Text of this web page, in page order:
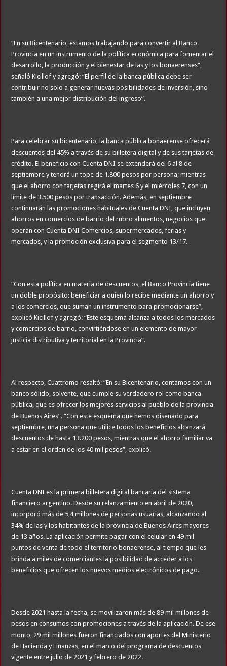
“En su Bicentenario, estamos trabajando para convertir al Banco
Provincia en un instrumento de la política económica para fomentar el
desarrollo, la producción y el bienestar de las y los bonaerenses”,
señaló Kicillof y agregó: “El perfil de la banca pública debe ser
contribuir no solo a generar nuevas posibilidades de inversión, sino
también a una mejor distribución del ingreso”.
Para celebrar su bicentenario, la banca pública bonaerense ofrecerá
descuentos del 45% a través de su billetera digital y de sus tarjetas de
crédito. El beneficio con Cuenta DNI se extenderá del 6 al 8 de
septiembre y tendrá un tope de 1.800 pesos por persona; mientras
que el ahorro con tarjetas regirá el martes 6 y el miércoles 7, con un
límite de 3.500 pesos por transacción. Además, en septiembre
continuarán las promociones habituales de Cuenta DNI, que incluyen
ahorros en comercios de barrio del rubro alimentos, negocios que
operan con Cuenta DNI Comercios, supermercados, ferias y
mercados, y la promoción exclusiva para el segmento 13/17.
“Con esta política en materia de descuentos, el Banco Provincia tiene
un doble propósito: beneficiar a quien lo recibe mediante un ahorro y
a los comercios, que suman un instrumento para promocionarse”,
explicó Kicillof y agregó: “Este esquema alcanza a todos los mercados
y comercios de barrio, convirtiéndose en un elemento de mayor
justicia distributiva y territorial en la Provincia”.
Al respecto, Cuattromo resaltó: “En su Bicentenario, contamos con un
banco sólido, solvente, que cumple su verdadero rol como banca
pública, que es ofrecer los mejores servicios al pueblo de la provincia
de Buenos Aires”. “Con este esquema que hemos diseñado para
septiembre, una persona que utilice todos los beneficios alcanzará
descuentos de hasta 13.200 pesos, mientras que el ahorro familiar va
a estar en el orden de los 40 mil pesos”, explicó.
Cuenta DNI es la primera billetera digital bancaria del sistema
financiero argentino. Desde su relanzamiento en abril de 2020,
incorporó más de 5,4 millones de personas usuarias, alcanzando al
34% de las y los habitantes de la provincia de Buenos Aires mayores
de 13 años. La aplicación permite pagar con el celular en 49 mil
puntos de venta de todo el territorio bonaerense, al tiempo que les
brinda a miles de comerciantes la posibilidad de acceder a los
beneficios que ofrecen los nuevos medios electrónicos de pago.
Desde 2021 hasta la fecha, se movilizaron más de 89 mil millones de
pesos en consumos con promociones a través de la aplicación. De ese
monto, 29 mil millones fueron financiados con aportes del Ministerio
de Hacienda y Finanzas, en el marco del programa de descuentos
vigente entre julio de 2021 y febrero de 2022.